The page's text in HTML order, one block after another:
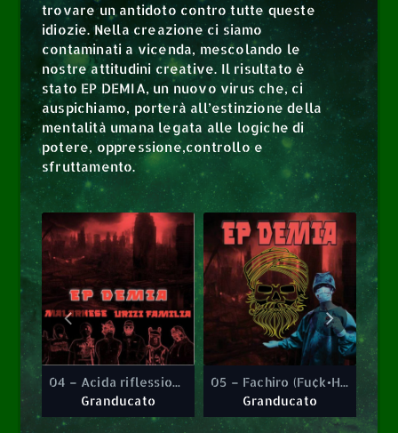
trovare un antidoto contro tutte queste
idiozie. Nella creazione ci siamo
contaminati a vicenda, mescolando le
nostre attitudini creative. Il risultato è
stato EP DEMIA, un nuovo virus che, ci
auspichiamo, porterà all’estinzione della
mentalità umana legata alle logiche di
potere, oppressione,controllo e
sfruttamento.
0
04 – Acida riflessione
Granducato
04 – Acida riflessione
Granducato
0
05 – Fachiro (Fu¢k•HH&rø)
Granducato
05 – Fachiro (Fu¢k•HH&rø)
Granducato